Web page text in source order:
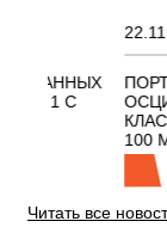
22.11.2021
КЛАССА
100 МГЦ
Читать все